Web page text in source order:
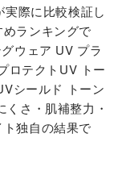
際に比較検証し
ランキングで
ウェア UV プラ
ロテクトUV トー
シールド トーン
さ・肌補整力・
独自の結果で